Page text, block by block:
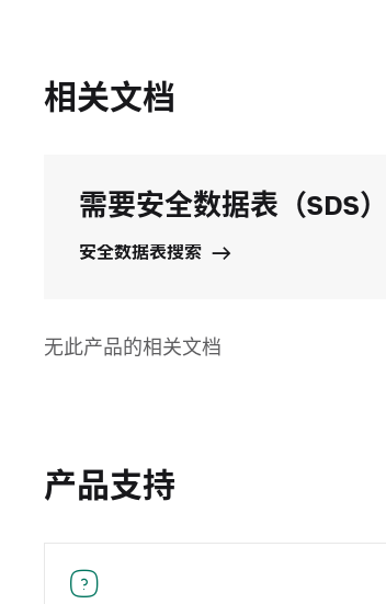
相关文档
需要安全数据表（SDS）
安全数据表搜索
无此产品的相关文档
产品支持